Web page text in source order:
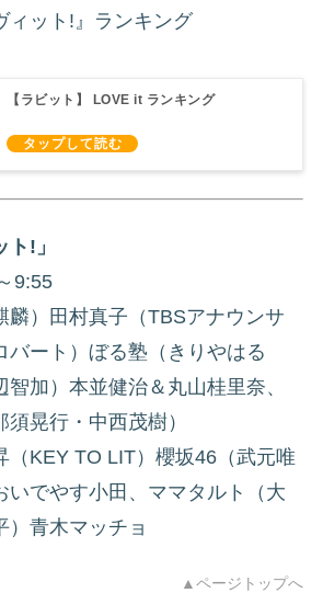
ット!』ランキング
【ラビット】 LOVE it ランキング
!」
9:55
麟）田村真子（TBSアナウンサ
バート）ぼる塾（きりやはる
加）本並健治＆丸山桂里奈、
晃行・中西茂樹）
（KEY TO LIT）櫻坂46（武元唯
いでやす小田、ママタルト（大
）青木マッチョ
▲ページトップへ